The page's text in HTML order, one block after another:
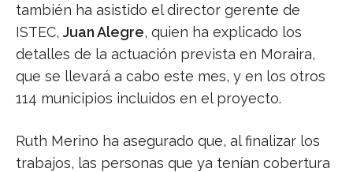
también ha asistido el director gerente de
ISTEC, Juan Alegre, quien ha explicado los
detalles de la actuación prevista en Moraira,
que se llevará a cabo este mes, y en los otros
114 municipios incluidos en el proyecto.
Ruth Merino ha asegurado que, al finalizar los
trabajos, las personas que ya tenían cobertura